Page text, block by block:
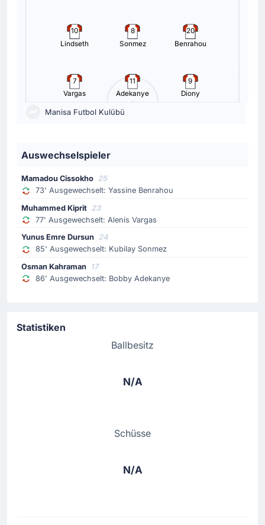
7
Vargas
11
Adekanye
9
Diony
10
Lindseth
8
Sonmez
20
Benrahou
Manisa Futbol Kulübü
Auswechselspieler
Mamadou Cissokho 25
73' Ausgewechselt: Yassine Benrahou
Muhammed Kiprit 23
77' Ausgewechselt: Alenis Vargas
Yunus Emre Dursun 24
85' Ausgewechselt: Kubilay Sonmez
Osman Kahraman 17
86' Ausgewechselt: Bobby Adekanye
Statistiken
Ballbesitz
N/A
Schüsse
N/A